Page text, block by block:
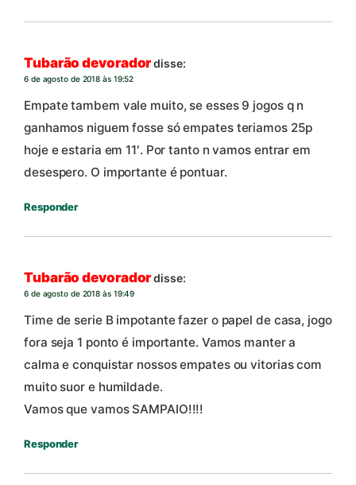
Tubarão devoradordisse:
6 de agosto de 2018 às 19:52
Empate tambem vale muito, se esses 9 jogos q n
ganhamos niguem fosse só empates teriamos 25p
hoje e estaria em 11′. Por tanto n vamos entrar em
desespero. O importante é pontuar.
Responder
Tubarão devoradordisse:
6 de agosto de 2018 às 19:49
Time de serie B impotante fazer o papel de casa, jogo
fora seja 1 ponto é importante. Vamos manter a
calma e conquistar nossos empates ou vitorias com
muito suor e humildade.
Vamos que vamos SAMPAIO!!!!
Responder